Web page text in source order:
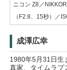
ニコン Z8／
（F2.8、15秒）／
成澤広幸
1980年5月31日生
真家、タイムラプ